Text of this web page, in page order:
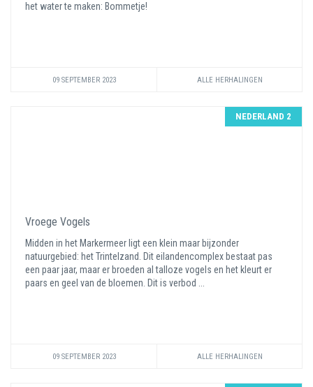
het water te maken: Bommetje!
09 SEPTEMBER 2023 ALLE HERHALINGEN
NEDERLAND 2
Vroege Vogels
Midden in het Markermeer ligt een klein maar bijzonder
natuurgebied: het Trintelzand. Dit eilandencomplex bestaat pas
een paar jaar, maar er broeden al talloze vogels en het kleurt er
paars en geel van de bloemen. Dit is verbod ...
09 SEPTEMBER 2023 ALLE HERHALINGEN